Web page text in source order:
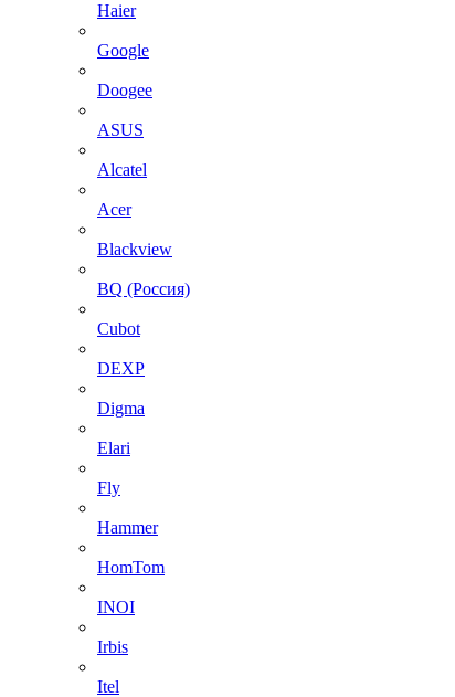
Haier
Google
Doogee
ASUS
Alcatel
Acer
Blackview
BQ (Россия)
Cubot
DEXP
Digma
Elari
Fly
Hammer
HomTom
INOI
Irbis
Itel